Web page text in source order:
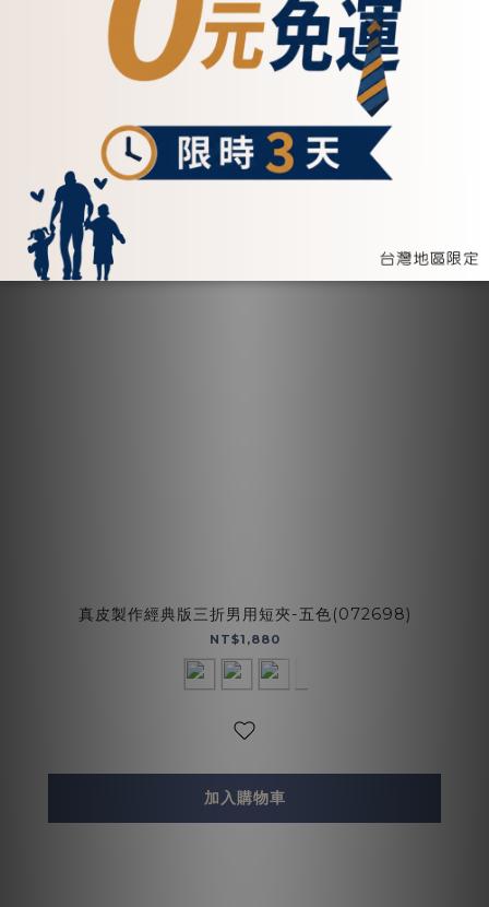
真皮製作經典版三折男用短夾-五色(072698)
NT$1,880
加入購物車